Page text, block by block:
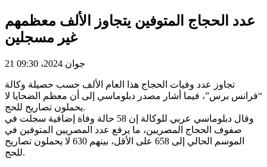
عدد الحجاج المتوفين يتجاوز الألف معظمهم
غير مسجلين
21 جوان 2024، 09:30
تجاوز عدد وفيات الحجاج هذا العام الألف حسب حصيلة وكالة
“فرانس برس”، فيما أشار مصدر دبلوماسي إلى أن معظم الضحايا لا
يحملون تصاريح للحج.
وقال دبلوماسي عربي للوكالة إن 58 حالة وفاة إضافية سجلت في
صفوف الحجاج المصريين، ما يرفع عدد المصريين المتوفين في
الموسم الحالي إلى 658 على الأقل، بينهم 630 لا يحملون تصاريح
للحج.